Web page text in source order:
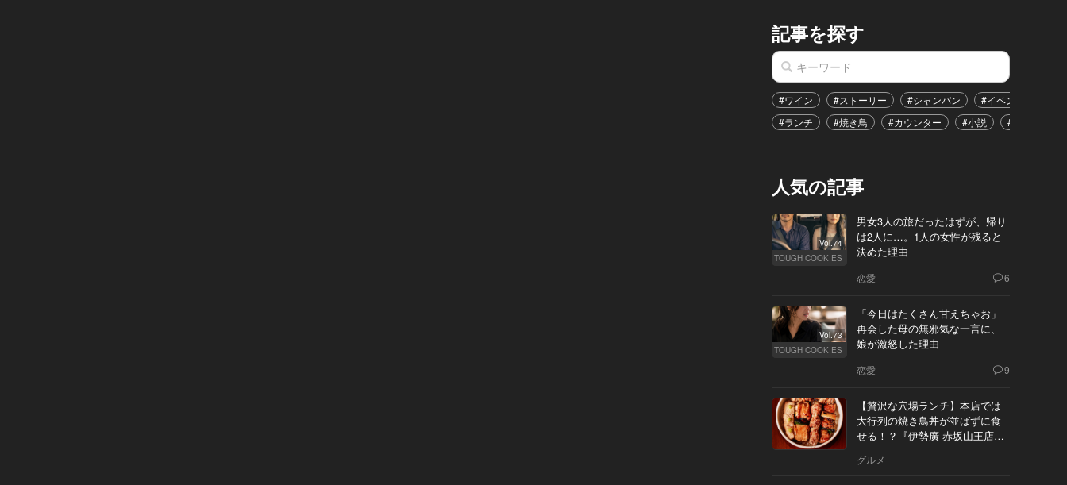
記事を探す
#ワイン #ストーリー #シャンパン #イベント
#ランチ
#焼き鳥 #カウンター #小説 #恋愛
人気の記事
Vol.74
TOUGH COOKIES
男女3人の旅だったはずが、帰り
は2人に…。1人の女性が残ると
決めた理由
恋愛 6
Vol.73
TOUGH COOKIES
「今日はたくさん甘えちゃお」
再会した母の無邪気な一言に、
娘が激怒した理由
恋愛 9
【贅沢な穴場ランチ】本店では
大行列の焼き鳥丼が並ばずに食
せる！？『伊勢廣 赤坂山王店』
グルメ